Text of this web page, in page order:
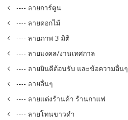
---- ลายการ์ตูน
---- ลายดอกไม้
---- ลายภาพ 3 มิติ
---- ลายมงคล/งานเทศกาล
---- ลายยินดีต้อนรับ และข้อความอื่นๆ
---- ลายอื่นๆ
---- ลายแต่งร้านค้า ร้านกาแฟ
---- ลายโทนขาวดำ